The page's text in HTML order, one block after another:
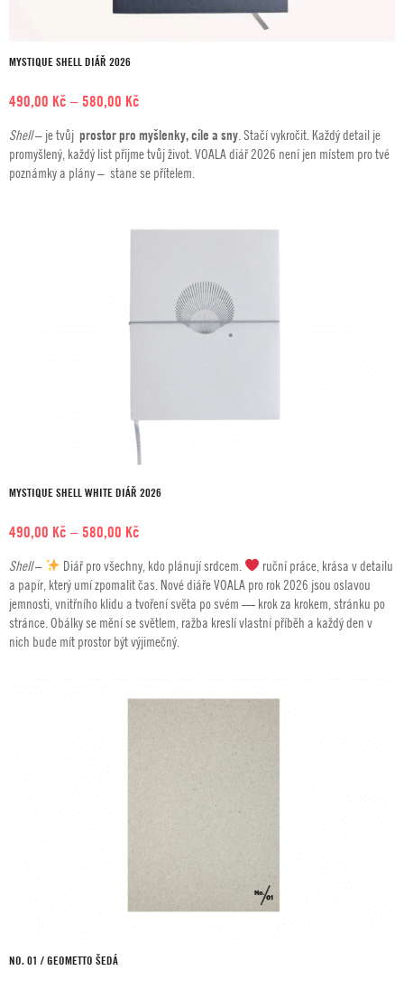
MYSTIQUE SHELL DIÁŘ 2026
490,00 Kč –580,00 Kč
490,00 Kč
až
580,00 Kč
Shell– je tvůj prostor pro myšlenky, cíle a sny . Stačí vykročit. Každý detail je
promyšlený, každý list přijme tvůj život. VOALA diář 2026 není jen místem pro tvé
poznámky a plány – stane se přítelem.
MYSTIQUE SHELL WHITE DIÁŘ 2026
490,00 Kč –580,00 Kč
490,00 Kč
až
580,00 Kč
Shell– Diář pro všechny, kdo plánují srdcem.
ruční práce, krása v detailu
a papír, který umí zpomalit čas. Nové diáře VOALA pro rok 2026 jsou oslavou
jemnosti, vnitřního klidu a tvoření světa po svém — krok za krokem, stránku po
stránce. Obálky se mění se světlem, ražba kreslí vlastní příběh a každý den v
nich bude mít prostor být výjimečný.
NO. 01 / GEOMETTO ŠEDÁ